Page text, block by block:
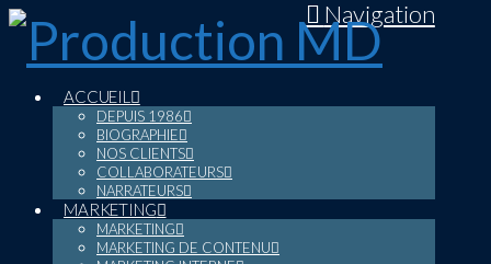
Navigation
ACCUEIL
DEPUIS 1986
BIOGRAPHIE
NOS CLIENTS
COLLABORATEURS
NARRATEURS
MARKETING
MARKETING
MARKETING DE CONTENU